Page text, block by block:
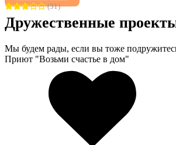
(31)
Дружественные
Мы будем рады, если вы тоже
Приют "Возьми счастье в дом"